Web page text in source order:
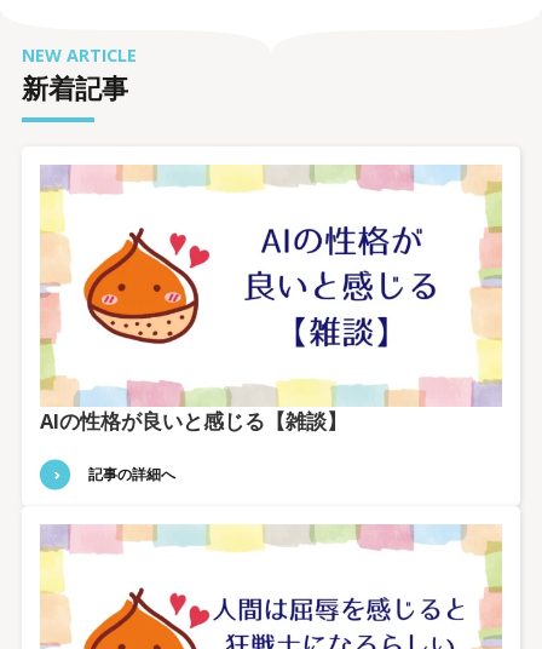
新着記事
NEW ARTICLE
AIの性格が良いと感じる【雑談】
記事の詳細へ